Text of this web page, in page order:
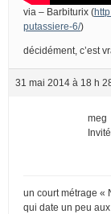
via – Barbiturix (
putassiere-6/)
décidément, c’est
31 mai 2014 à 18 h
meg
Invité
un court métrage «
qui date un peu